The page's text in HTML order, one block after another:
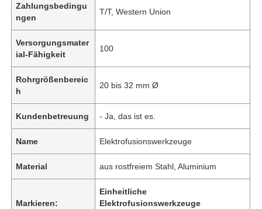
Zahlungsbedingu
ngen
T/T, Western Union
Versorgungsmater
ial-Fähigkeit
100
Rohrgrößenbereic
h
20 bis 32 mm Ø
Kundenbetreuung - Ja, das ist es.
Name Elektrofusionswerkzeuge
Material aus rostfreiem Stahl, Aluminium
Markieren:
Einheitliche
Elektrofusionswerkzeuge